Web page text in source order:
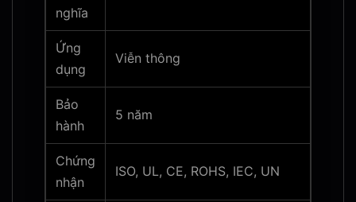
nghĩa
Ứng
dụng
Viễn thông
Bảo
hành
5 năm
Chứng
nhận
ISO, UL, CE, ROHS, IEC, UN